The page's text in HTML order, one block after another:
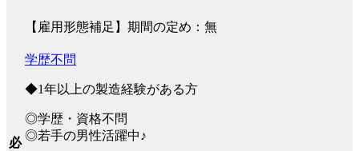
【雇用形態補足】期間の定め：無
必
学歴不問
◆1年以上の製造経験がある方
◎学歴・資格不問
◎若手の男性活躍中♪